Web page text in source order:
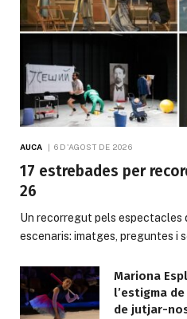
AUCA 6 D'AGOST DE 2026
17 estrebades per
26
Un recorregut pels espectacles
escenaris: imatges, preguntes i
Mariona
l’estigma
de jutjar-